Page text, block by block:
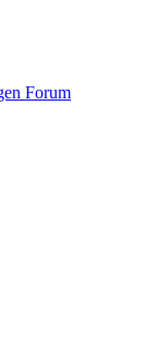
Forum